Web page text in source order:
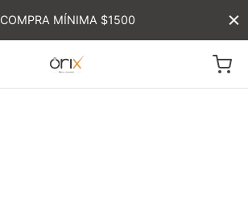
COMPRA MÍNIMA $1500